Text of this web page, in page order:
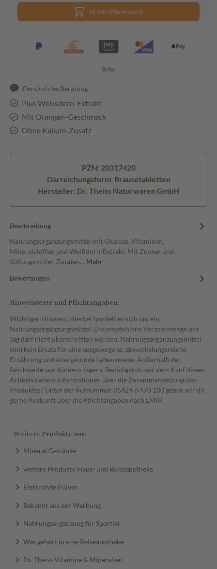
In den Warenkorb
Persönliche Beratung
Plus Weissdorn-Extrakt
Mit Orangen-Geschmack
Ohne Kalium-Zusatz
PZN: 20317420
Darreichungsform: Brausetabletten
Hersteller: Dr. Theiss Naturwaren GmbH
Beschreibung
Nahrungsergänzungsmittel mit Glucose, Vitaminen,
Mineralstoffen und Weißdorn-Extrakt. Mit Zucker und
Süßungsmittel. Zutaten… Mehr
Bewertungen
Hinweistexte und Pflichtangaben
Wichtiger Hinweis: Hierbei handelt es sich um ein
Nahrungsergänzungsmittel. Die empfohlene Verzehrmenge pro
Tag darf nicht überschritten werden. Nahrungsergänzungsmittel
sind kein Ersatz für eine ausgewogene, abwechslungsreiche
Ernährung und eine gesunde Lebensweise. Außerhalb der
Reichweite von Kindern lagern. Benötigst du vor dem Kauf dieses
Artikels nähere Informationen über die Zusammensetzung des
Produktes? Unter der Rufnummer 05424 6 470 100 geben wir dir
gerne Auskunft über die Pflichtangaben nach LMIV.
Weitere Produkte aus:
Mineral Getränke
weitere Produkte Haus- und Reiseapotheke
Elektrolyte Pulver
Bekannt aus der Werbung
Nahrungsergänzung für Sportler
Was gehört in eine Reiseapotheke
Dr. Theiss Vitamine & Mineralien